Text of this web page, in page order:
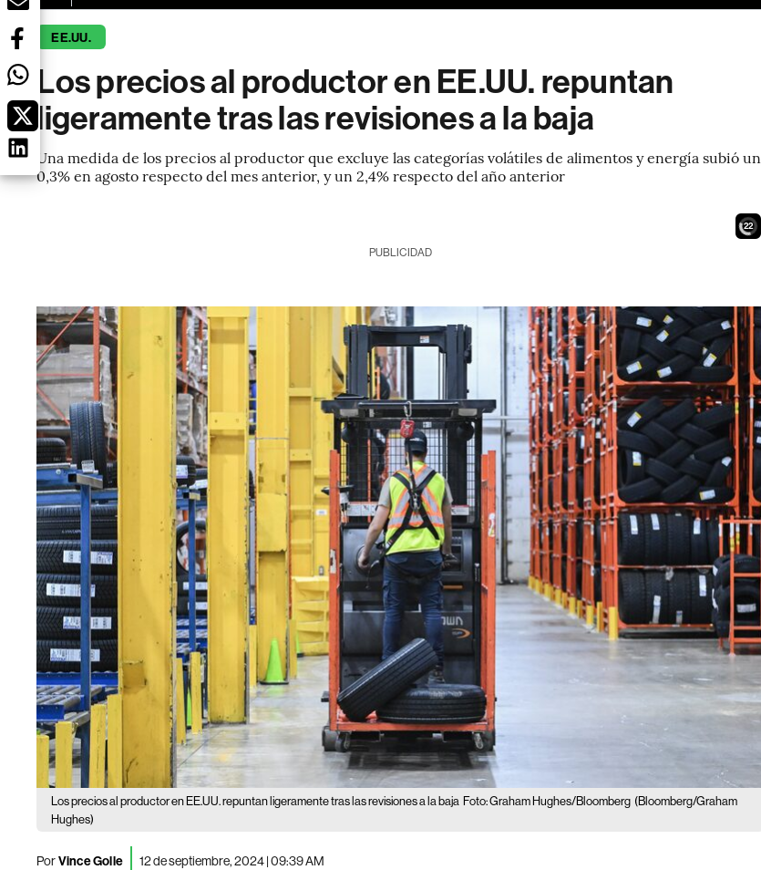
EE.UU.
Los precios al productor en EE.UU. repuntan
ligeramente tras las revisiones a la baja
Una medida de los precios al productor que excluye las categorías volátiles de alimentos y energía subió un
0,3% en agosto respecto del mes anterior, y un 2,4% respecto del año anterior
21
PUBLICIDAD
Los precios al productor en EE.UU. repuntan ligeramente tras las revisiones a la baja Foto: Graham Hughes/Bloomberg (Bloomberg/Graham
Hughes)
PorVince Golle 12 de septiembre, 2024 | 09:39 AM